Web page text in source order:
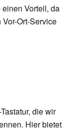
Vorteil, da
Ort-Service
die wir
Hier bietet